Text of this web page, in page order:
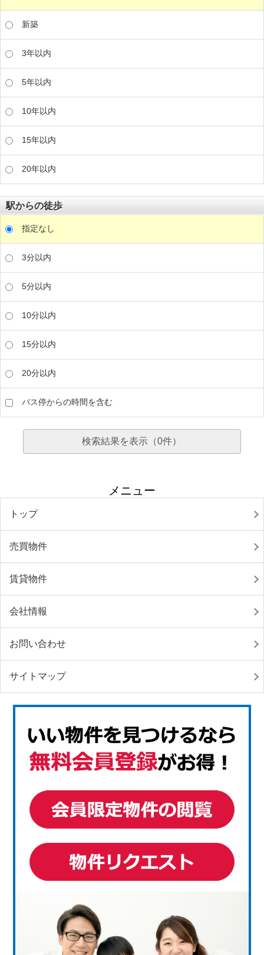
新築
3年以内
5年以内
10年以内
15年以内
20年以内
駅からの徒歩
指定なし
3分以内
5分以内
10分以内
15分以内
20分以内
バス停からの時間を含む
検索結果を表示（0件）
メニュー
トップ
売買物件
賃貸物件
会社情報
お問い合わせ
サイトマップ